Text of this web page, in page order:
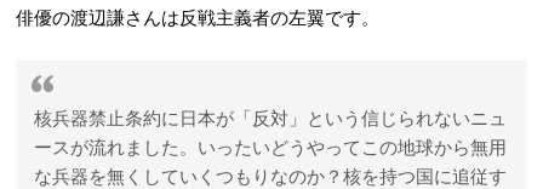
俳優の渡辺謙さんは反戦主義者の左翼です。
核兵器禁止条約に日本が「反対」という信じられないニュ
ースが流れました。いったいどうやってこの地球から無用
な兵器を無くしていくつもりなのか？核を持つ国に追従す